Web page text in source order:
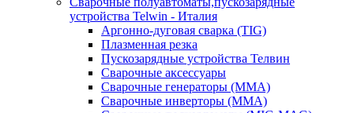
устройства Telwin - Италия
Аргонно-дуговая сварка (TIG)
Плазменная резка
Пускозарядные устройства Телвин
Сварочные аксессуары
Сварочные генераторы (MMA)
Сварочные инверторы (MMA)